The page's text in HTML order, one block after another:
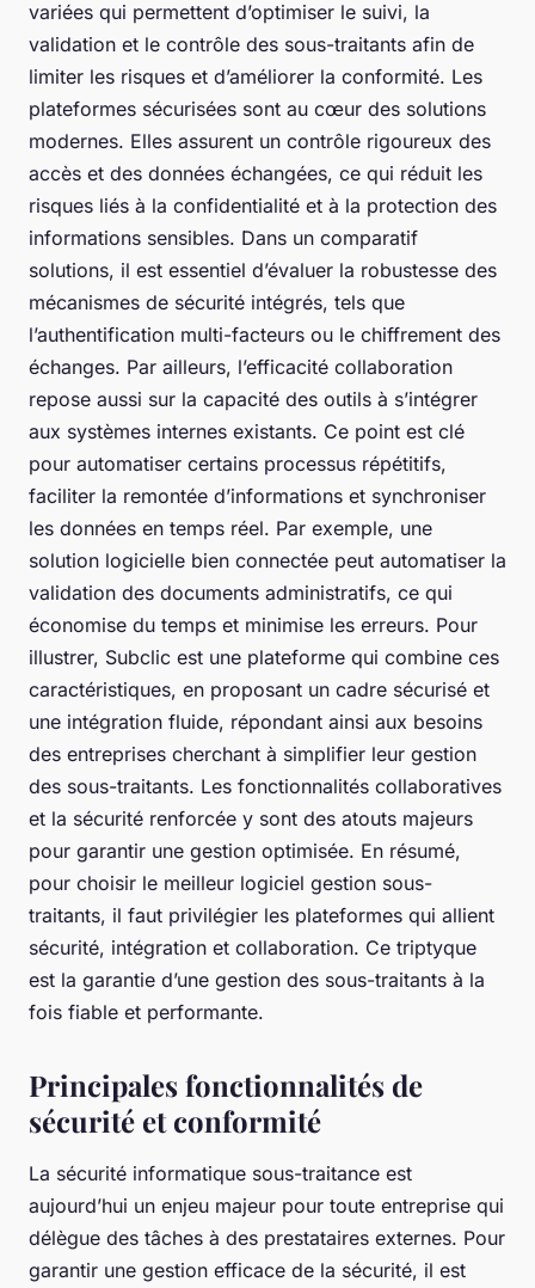
variées qui permettent d’optimiser le suivi, la
validation et le contrôle des sous-traitants afin de
limiter les risques et d’améliorer la conformité. Les
plateformes sécurisées sont au cœur des solutions
modernes. Elles assurent un contrôle rigoureux des
accès et des données échangées, ce qui réduit les
risques liés à la confidentialité et à la protection des
informations sensibles. Dans un comparatif
solutions, il est essentiel d’évaluer la robustesse des
mécanismes de sécurité intégrés, tels que
l’authentification multi-facteurs ou le chiffrement des
échanges. Par ailleurs, l’efficacité collaboration
repose aussi sur la capacité des outils à s’intégrer
aux systèmes internes existants. Ce point est clé
pour automatiser certains processus répétitifs,
faciliter la remontée d’informations et synchroniser
les données en temps réel. Par exemple, une
solution logicielle bien connectée peut automatiser la
validation des documents administratifs, ce qui
économise du temps et minimise les erreurs. Pour
illustrer, Subclic est une plateforme qui combine ces
caractéristiques, en proposant un cadre sécurisé et
une intégration fluide, répondant ainsi aux besoins
des entreprises cherchant à simplifier leur gestion
des sous-traitants. Les fonctionnalités collaboratives
et la sécurité renforcée y sont des atouts majeurs
pour garantir une gestion optimisée. En résumé,
pour choisir le meilleur logiciel gestion sous-
traitants, il faut privilégier les plateformes qui allient
sécurité, intégration et collaboration. Ce triptyque
est la garantie d’une gestion des sous-traitants à la
fois fiable et performante.
Principales fonctionnalités de
sécurité et conformité
La sécurité informatique sous-traitance est
aujourd’hui un enjeu majeur pour toute entreprise qui
délègue des tâches à des prestataires externes. Pour
garantir une gestion efficace de la sécurité, il est